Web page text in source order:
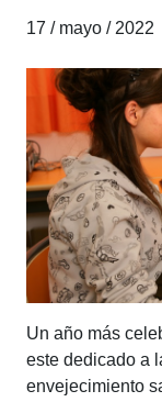
17 / mayo / 2022
Un año más
este dedicado a
envejecimiento